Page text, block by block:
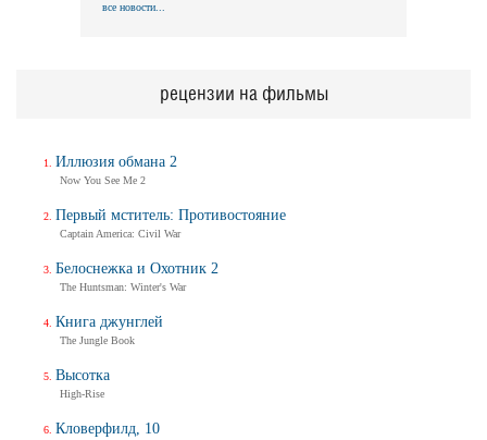
все новости...
рецензии на фильмы
Иллюзия обмана 2
Now You See Me 2
Первый мститель: Противостояние
Captain America: Civil War
Белоснежка и Охотник 2
The Huntsman: Winter's War
Книга джунглей
The Jungle Book
Высотка
High-Rise
Кловерфилд, 10